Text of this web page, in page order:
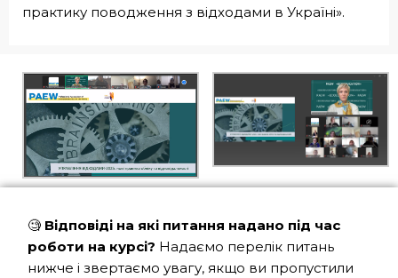
практику поводження з відходами в Україні».
🧐 Відповіді на які питання надано під час
роботи на курсі? Надаємо перелік питань
нижче і звертаємо увагу, якщо ви пропустили